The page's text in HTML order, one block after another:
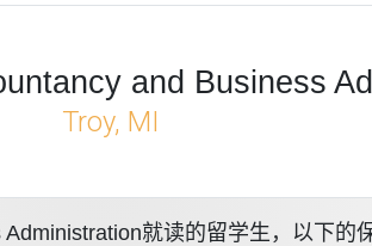
and Business
Troy, MI
就读的留学生，以下的